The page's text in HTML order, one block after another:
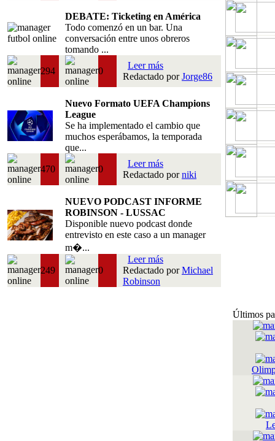
DEBATE: Ticketing en América
Todo comenzó en un bar. Una
conversación entre unos obreros
tomando ...
294 0
Leer más
Redactado porJorge86
Nuevo Formato UEFA Champions
League
Se ha implementado el cambio que
muchos esperábamos, la temporada
que...
470 0
Leer más
Redactado porniki
NUEVO PODCAST INFORME
ROBINSON - LUSSAC
Disponible nuevo podcast donde
entrevisto en este caso a un manager
m�...
249 0
Leer más
Redactado porMichael
Robinson
Últimos